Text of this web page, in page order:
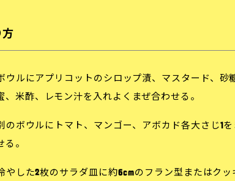
方
ウルにアプリコットのシロップ漬、マスタード、砂
、米酢、レモン汁を入れよくまぜ合わせる。
のボウルにトマト、マンゴー、アボカド各大さじ1を
る。
やした2枚のサラダ皿に約6cmのフラン型またはクッ